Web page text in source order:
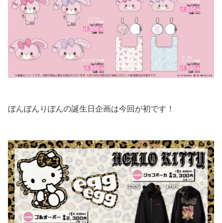
ぼんぼんりぼんの誕生日企画は今回が初です！